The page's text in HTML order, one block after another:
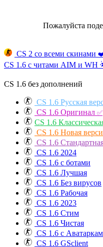
Пожалуйста
CS 2 со всеми скинами
CS 1.6 с читами AIM и WH
CS 1.6 без дополнений
CS 1.6 Русская
CS 1.6 Оригинал ✅
CS 1.6
CS 1.6 Новая
CS 1.6
CS 1.6 2024
CS 1.6 с ботами
CS 1.6 Лучшая
CS 1.6 Без вирусов
CS 1.6 Рабочая
CS 1.6 2023
CS 1.6 Стим
CS 1.6 Чистая
CS 1.6 с
CS 1.6 GSclient